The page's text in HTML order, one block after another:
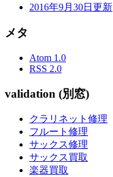
2016年9月30日更新
メタ
Atom 1.0
RSS 2.0
validation (別窓)
クラリネット修理
フルート修理
サックス修理
サックス買取
楽器買取